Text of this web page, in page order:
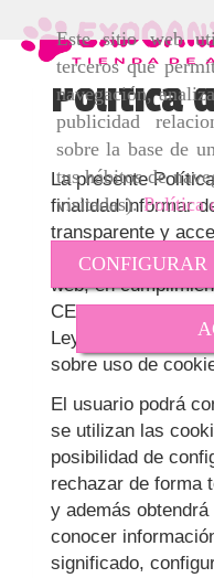
Este sitio web
terceros que
navegación,
publicidad
sobre la base de
tus hábitos de
visitadas).Política
CONFIGURAR
Política
La presente
finalidad informar
transparente y
cookies y
web, en
CE), el
Ley Orgánica 3/
sobre uso de
El usuario podrá
se utilizan las
posibilidad de
rechazar de forma
y además
conocer
significado,